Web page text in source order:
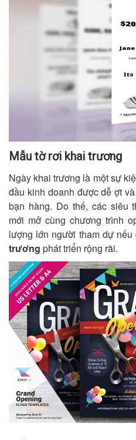
Mẫu tờ rơi khai trương
Ngày khai trương là một sự
đầu kinh doanh được dễ ợt
bạn hàng. Do thế, các siêu
mới mở cùng chương trình
lượng lớn người tham dự
trương phát triển rộng rãi.